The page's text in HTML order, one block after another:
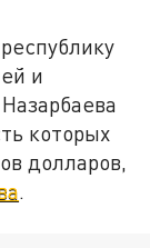
и
которых
долларов,
.